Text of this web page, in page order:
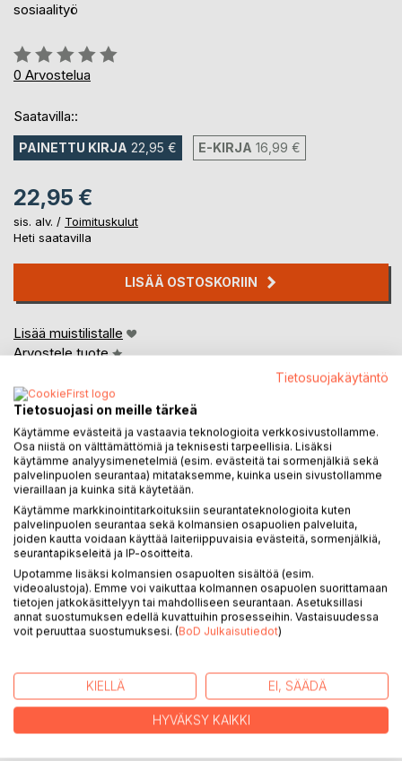
sosiaalityö
Arvostelu::
0%
0 Arvostelua
Saatavilla::
PAINETTU KIRJA 22,95 € E-KIRJA 16,99 €
22,95 €
sis. alv. / Toimituskulut
Heti saatavilla
LISÄÄ OSTOSKORIIN
Lisää muistilistalle
Arvostele tuote
KUVAUS
Kirja sisältää kertomuksia lastensuojelun tiimoilta
eri vuosikymmeniltä.
Lisäksi kirja käsittelee sisällisotaa ja Venäjän
vallankumousta
fragmentein.
Tietosuojakäytäntö
Tietosuojasi on meille tärkeä
Käytämme evästeitä ja vastaavia teknologioita verkkosivustollamme.
Osa niistä on välttämättömiä ja teknisesti tarpeellisia. Lisäksi
käytämme analyysimenetelmiä (esim. evästeitä tai sormenjälkiä sekä
palvelinpuolen seurantaa) mitataksemme, kuinka usein sivustollamme
vieraillaan ja kuinka sitä käytetään.
Käytämme markkinointitarkoituksiin seurantateknologioita kuten
palvelinpuolen seurantaa sekä kolmansien osapuolien palveluita,
joiden kautta voidaan käyttää laiteriippuvaisia evästeitä, sormenjälkiä,
seurantapikseleitä ja IP-osoitteita.
Upotamme lisäksi kolmansien osapuolten sisältöä (esim.
videoalustoja). Emme voi vaikuttaa kolmannen osapuolen suorittamaan
tietojen jatkokäsittelyyn tai mahdolliseen seurantaan. Asetuksillasi
annat suostumuksen edellä kuvattuihin prosesseihin. Vastaisuudessa
voit peruuttaa suostumuksesi. (BoD Julkaisutiedot)
KIELLÄ EI, SÄÄDÄ
HYVÄKSY KAIKKI